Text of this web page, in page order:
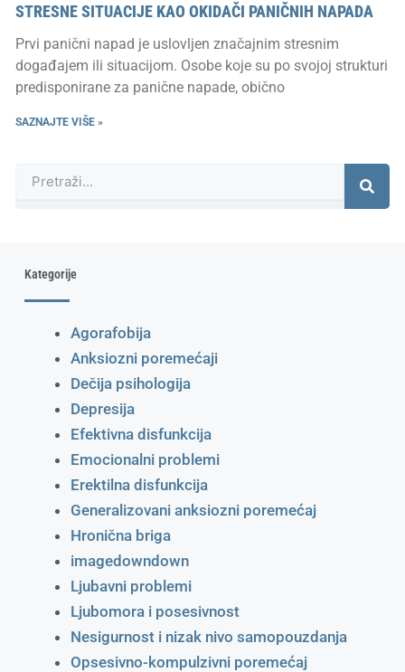
STRESNE SITUACIJE KAO OKIDAČI PANIČNIH NAPADA
Prvi panični napad je uslovljen značajnim stresnim
događajem ili situacijom. Osobe koje su po svojoj strukturi
predisponirane za panične napade, obično
SAZNAJTE VIŠE »
Kategorije
Agorafobija
Anksiozni poremećaji
Dečija psihologija
Depresija
Efektivna disfunkcija
Emocionalni problemi
Erektilna disfunkcija
Generalizovani anksiozni poremećaj
Hronična briga
imagedowndown
Ljubavni problemi
Ljubomora i posesivnost
Nesigurnost i nizak nivo samopouzdanja
Opsesivno-kompulzivni poremećaj